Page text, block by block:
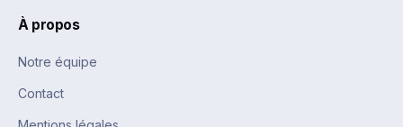
À propos
Notre équipe
Contact